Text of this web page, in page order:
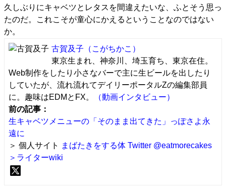
久しぶりにキャベツとレタスを間違えたいな、ふとそう思っ
たのだ。これこそが童心にかえるということなのではない
か。
古賀及子 （こがちかこ）
東京生まれ、神奈川、埼玉育ち、東京在住。
Web制作をしたり小さなバーで主に生ビールを出したり
していたが、流れ流れてデイリーポータルZの編集部員
に。趣味はEDMとFX。
（動画インタビュー）
前の記事：
生キャベツメニューの「そのまま出てきた」っぽさよ永
遠に
＞ 個人サイト
まばたきをする体 Twitter @eatmorecakes
＞ライターwiki